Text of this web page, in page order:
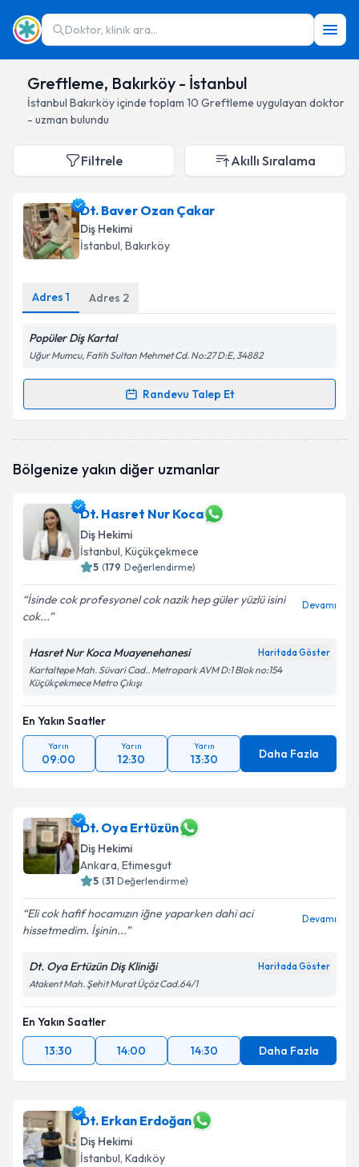
Doktor, klinik ara...
Greftleme, Bakırköy - İstanbul
İstanbul Bakırköyiçinde toplam 10 Greftleme uygulayan doktor
- uzman bulundu
Filtrele Akıllı Sıralama
Dt. Baver Ozan Çakar
Diş Hekimi
İstanbul, Bakırköy
Adres 1 Adres 2
Popüler Diş Kartal
Uğur Mumcu, Fatih Sultan Mehmet Cd. No:27 D:E, 34882
Randevu Talep Et
Randevu Takvimi Talebi
oluşturun. Size bu uzmandan randevu almanız için bir
E-posta Adresiniz
Kişisel verilerimin işlenmesine ilişkinAydınlatma
Takvim Talebini Gönder
Bölgenize yakın diğer uzmanlar
Dt. Hasret Nur Koca
Diş Hekimi
İstanbul, Küçükçekmece
5 (179 Değerlendirme)
İsinde cok profesyonel cok nazik hep güler yüzlü isini
cok...
Devamı
Hasret Nur Koca Muayenehanesi Haritada Göster
Kartaltepe Mah. Süvari Cad.. Metropark AVM D:1 Blok no:154
Küçükçekmece Metro Çıkışı
En Yakın Saatler
Yarın
09:00
Yarın
12:30
Yarın
13:30 Daha Fazla
Dt. Oya Ertüzün
Diş Hekimi
Ankara, Etimesgut
5 (31 Değerlendirme)
Eli cok hafif hocamızın iğne yaparken dahi aci
hissetmedim. İşinin...
Devamı
Dt. Oya Ertüzün Diş Kliniği Haritada Göster
Atakent Mah. Şehit Murat Üçöz Cad.64/1
En Yakın Saatler
13:30
14:00 14:30 Daha Fazla
Dt. Erkan Erdoğan
Diş Hekimi
İstanbul, Kadıköy